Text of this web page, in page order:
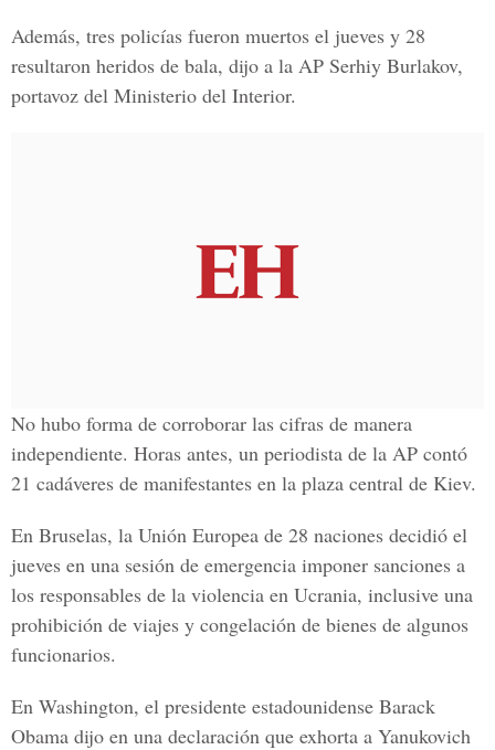
Además, tres policías fueron muertos el jueves y 28
resultaron heridos de bala, dijo a la AP Serhiy Burlakov,
portavoz del Ministerio del Interior.
No hubo forma de corroborar las cifras de manera
independiente. Horas antes, un periodista de la AP contó
21 cadáveres de manifestantes en la plaza central de Kiev.
En Bruselas, la Unión Europea de 28 naciones decidió el
jueves en una sesión de emergencia imponer sanciones a
los responsables de la violencia en Ucrania, inclusive una
prohibición de viajes y congelación de bienes de algunos
funcionarios.
En Washington, el presidente estadounidense Barack
Obama dijo en una declaración que exhorta a Yanukovich